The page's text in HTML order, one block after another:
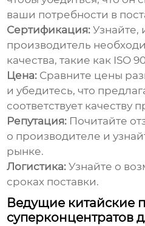
ваши потребности в
Сертификация: Узнайте,
производитель
качества, такие как ISO
Цена: Сравните цены
и убедитесь, что
соответствует качеству
Репутация: Почитайте
о производителе и
рынке.
Логистика: Узнайте о
сроках поставки.
Ведущие китайские
суперконцентратов